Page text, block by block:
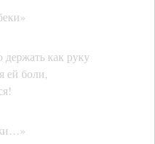
держать как руку
ей боли,